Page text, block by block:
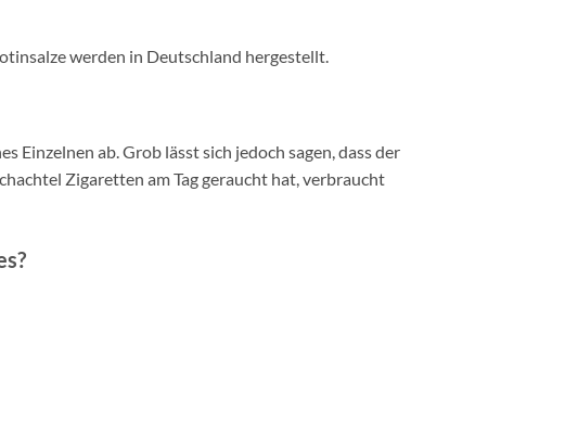
werden in Deutschland hergestellt.
ab. Grob lässt sich jedoch sagen, dass der
Zigaretten am Tag geraucht hat, verbraucht